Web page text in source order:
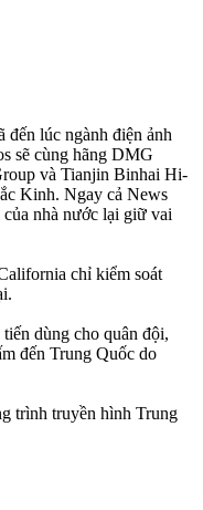
đến lúc ngành điện ảnh
sẽ cùng hãng DMG
và Tianjin Binhai Hi-
Kinh. Ngay cả News
nhà nước lại giữ vai
chỉ kiểm soát
dùng cho quân đội,
đến Trung Quốc do
trình truyền hình Trung